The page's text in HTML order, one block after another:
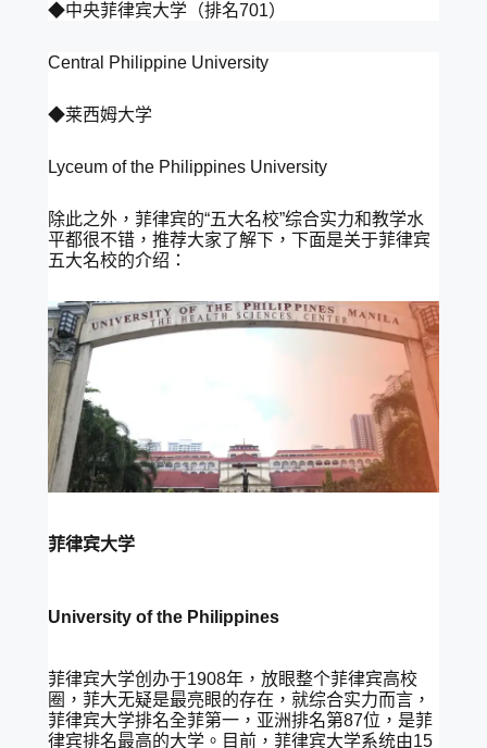
◆中央菲律宾大学（排名701）
Central Philippine University
◆莱西姆大学
Lyceum of the Philippines University
除此之外，菲律宾的“五大名校”综合实力和教学水
平都很不错，推荐大家了解下，下面是关于菲律宾
五大名校的介绍：
菲律宾大学
University of the Philippines
菲律宾大学创办于1908年，放眼整个菲律宾高校
圈，菲大无疑是最亮眼的存在，就综合实力而言，
菲律宾大学排名全菲第一，亚洲排名第87位，是菲
律宾排名最高的大学。目前，菲律宾大学系统由15